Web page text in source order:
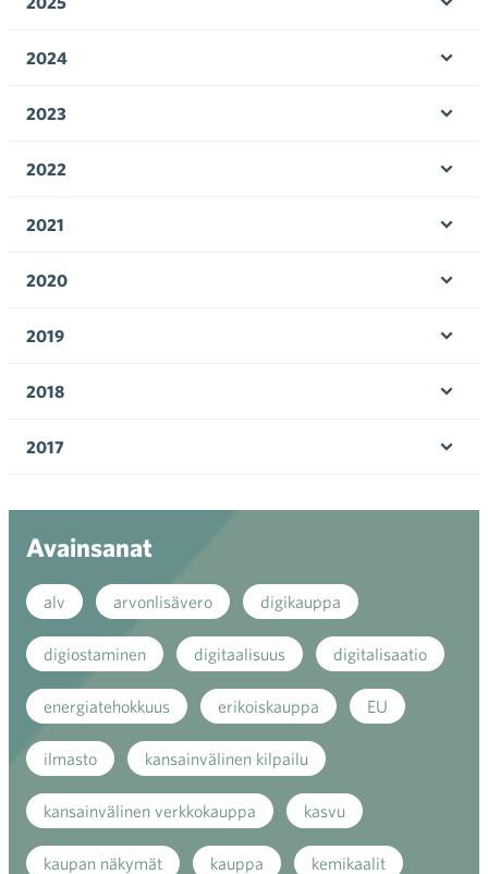
2024
2023
2022
2021
2020
2019
2018
2017
Avainsanat
alv arvonlisävero digikauppa
digiostaminen digitaalisuus digitalisaatio
energiatehokkuus erikoiskauppa EU
ilmasto kansainvälinen kilpailu
kansainvälinen verkkokauppa kasvu
kaupan näkymät kauppa kemikaalit